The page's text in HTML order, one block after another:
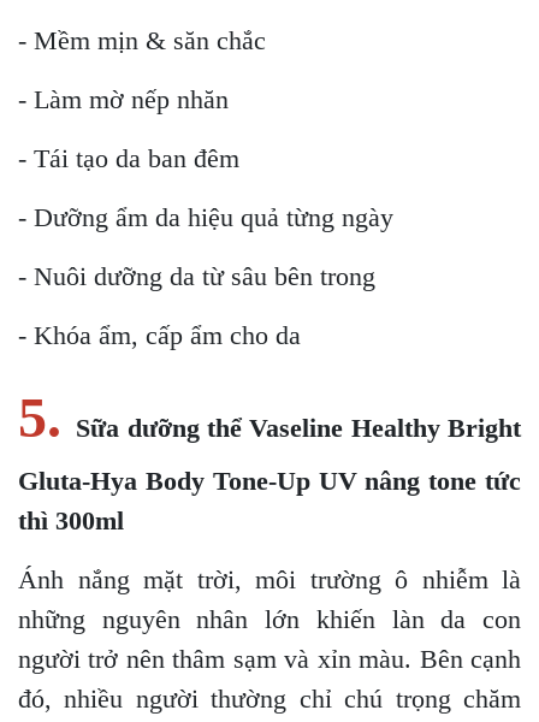
- Mềm mịn & săn chắc
- Làm mờ nếp nhăn
- Tái tạo da ban đêm
- Dưỡng ẩm da hiệu quả từng ngày
- Nuôi dưỡng da từ sâu bên trong
- Khóa ẩm, cấp ẩm cho da
5. Sữa dưỡng thể Vaseline Healthy Bright
Gluta-Hya Body Tone-Up UV nâng tone tức
thì 300ml
Ánh nắng mặt trời, môi trường ô nhiễm là
những nguyên nhân lớn khiến làn da con
người trở nên thâm sạm và xỉn màu. Bên cạnh
đó, nhiều người thường chỉ chú trọng chăm